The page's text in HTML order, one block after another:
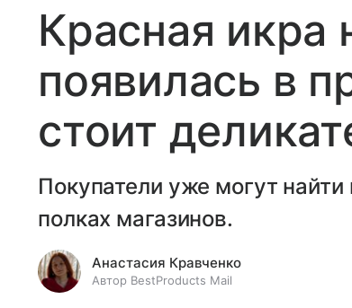
Красная икра
появилась в
стоит
Покупатели уже могут
полках магазинов.
Анастасия Кравченко
Автор BestProducts Mail